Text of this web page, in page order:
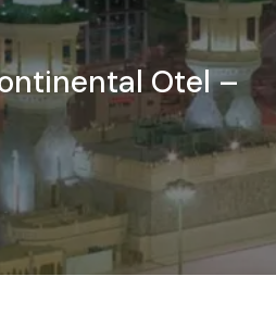
Otel –